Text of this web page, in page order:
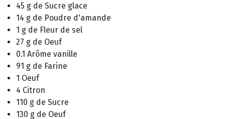
45 g de Sucre glace
14 g de Poudre d'amande
1 g de Fleur de sel
27 g de Oeuf
0.1 Arôme vanille
91 g de Farine
1 Oeuf
4 Citron
110 g de Sucre
130 g de Oeuf